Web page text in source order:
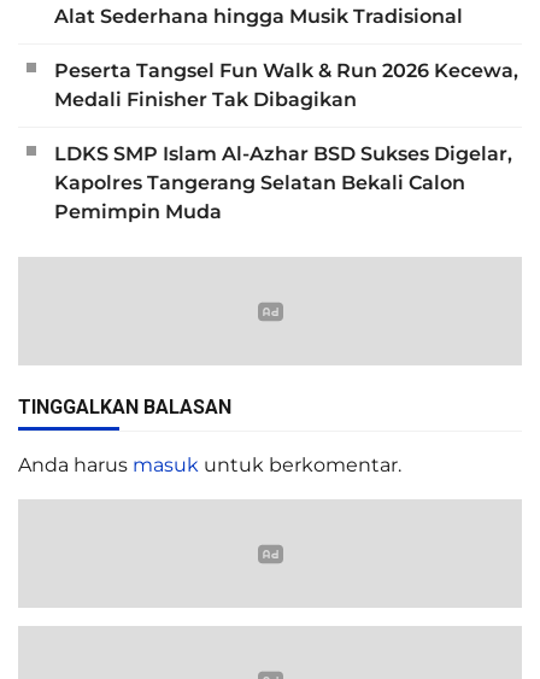
Alat Sederhana hingga Musik Tradisional
Peserta Tangsel Fun Walk & Run 2026 Kecewa,
Medali Finisher Tak Dibagikan
LDKS SMP Islam Al-Azhar BSD Sukses Digelar,
Kapolres Tangerang Selatan Bekali Calon
Pemimpin Muda
TINGGALKAN BALASAN
Anda harus masuk untuk berkomentar.